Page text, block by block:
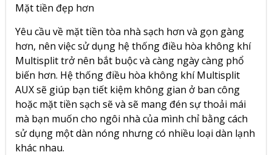
Mặt tiền đẹp hơn
Yêu cầu về mặt tiền tòa nhà sạch hơn và gọn gàng
hơn, nên việc sử dụng hệ thống điều hòa không khí
Multisplit trở nên bắt buộc và càng ngày càng phổ
biến hơn. Hệ thống điều hòa không khí Multisplit
AUX sẽ giúp bạn tiết kiệm không gian ở ban công
hoặc mặt tiền sạch sẽ và sẽ mang đén sự thoải mái
mà bạn muốn cho ngôi nhà của mình chỉ bằng cách
sử dụng một dàn nóng nhưng có nhiều loại dàn lạnh
khác nhau.